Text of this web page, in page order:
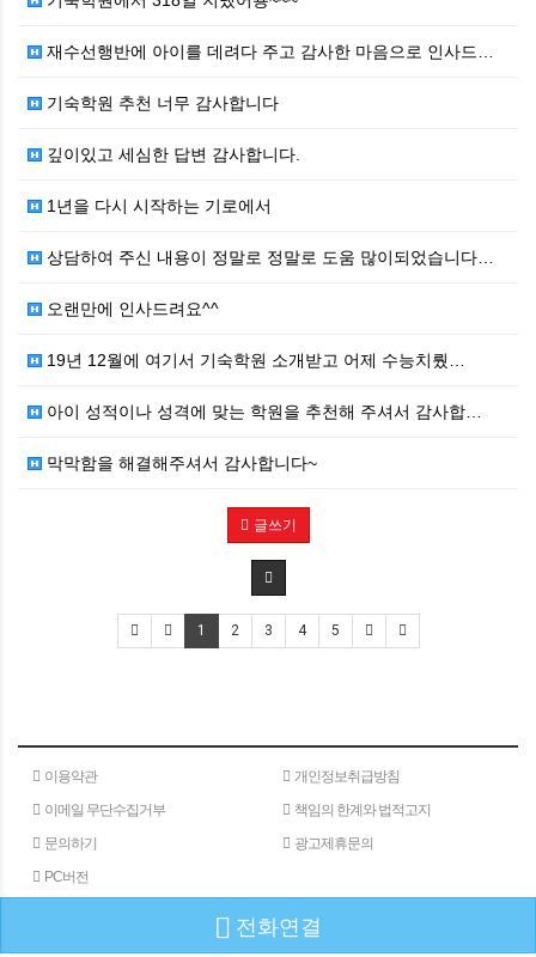
재수선행반에 아이를 데려다 주고 감사한 마음으로 인사드…
기숙학원 추천 너무 감사합니다
깊이있고 세심한 답변 감사합니다.
1년을 다시 시작하는 기로에서
상담하여 주신 내용이 정말로 정말로 도움 많이되었습니다…
오랜만에 인사드려요^^
19년 12월에 여기서 기숙학원 소개받고 어제 수능치뤘…
아이 성적이나 성격에 맞는 학원을 추천해 주셔서 감사합…
막막함을 해결해주셔서 감사합니다~
글쓰기
1 2 3 4 5
이용약관
개인정보취급방침
이메일 무단수집거부
책임의 한계와 법적고지
문의하기
광고제휴문의
PC버전
주소 : 서울특별시 서초구 서초대로 24길 40
전화연결